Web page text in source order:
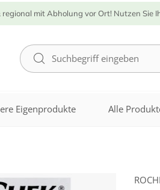
regional mit Abholung vor Ort! Nutzen Sie
Eigenprodukte Alle